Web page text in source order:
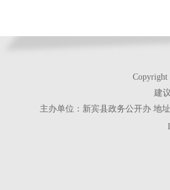
建
主办单位：新宾县政务公开办 地